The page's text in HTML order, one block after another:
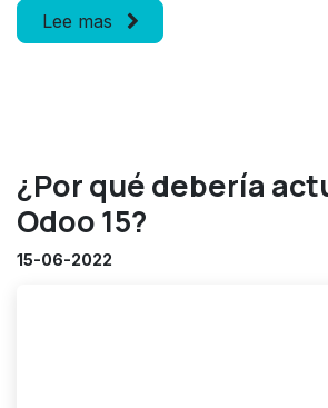
Lee mas
¿Por qué debería
Odoo 15?
15-06-2022